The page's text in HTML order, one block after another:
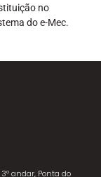
no
do e-Mec.
andar, Ponta do